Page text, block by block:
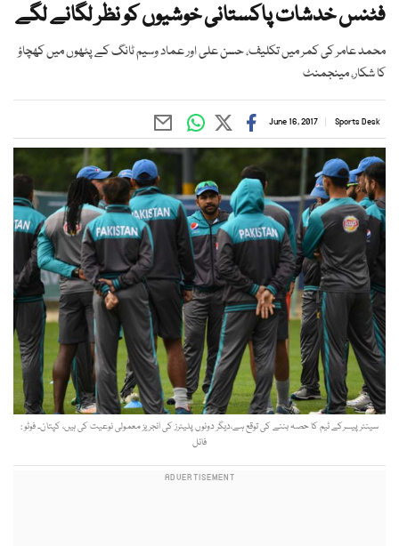
فٹنس خدشات پاکستانی خوشیوں کو نظر لگانے لگے
محمد عامر کی کمر میں تکلیف، حسن علی اور عماد وسیم ٹانگ کے پٹھوں میں کھچاؤ
کا شکار، مینجمنٹ
Sports Desk
June 16, 2017
سینئرپیسرکے ٹیم کا حصہ بننے کی توقع ہے،دیگر دونوں پلیئرز کی انجریز معمولی نوعیت کی ہیں، کپتان۔ فوٹو :
فائل